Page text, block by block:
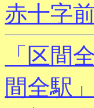
赤十字
「区間
間全駅」